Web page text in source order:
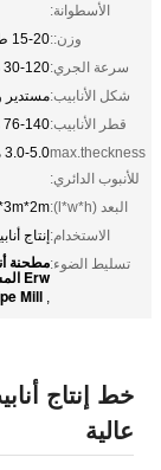
الأسطوانة:
وزن::15-20 طن
سرعة الجري:30-120 م/دقيقة
شكل الأنابيب:مستدير
قطر الأنابيب:76-140 ملم
max.theckness
للأنبوب الدائري:
3.0-5.0 مم
البعد (l*w*h):
الاستخدام:إنتاج
تسليط الضوء:
Erw المستطيلة
,
Mill
عالية